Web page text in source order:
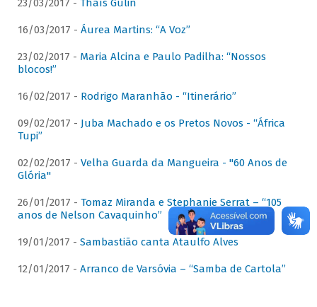
23/03/2017 - Thaís Gulin
16/03/2017 - Áurea Martins: “A Voz”
23/02/2017 - Maria Alcina e Paulo Padilha: “Nossos
blocos!”
16/02/2017 - Rodrigo Maranhão - “Itinerário”
09/02/2017 - Juba Machado e os Pretos Novos - “África
Tupi”
02/02/2017 - Velha Guarda da Mangueira - "60 Anos de
Glória"
26/01/2017 - Tomaz Miranda e Stephanie Serrat – “105
anos de Nelson Cavaquinho”
19/01/2017 - Sambastião canta Ataulfo Alves
12/01/2017 - Arranco de Varsóvia – “Samba de Cartola”